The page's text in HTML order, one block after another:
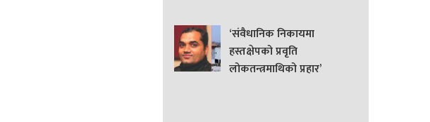
‘संवैधानिक निकायमा
हस्तक्षेपको प्रवृति
लोकतन्त्रमाथिको प्रहार’